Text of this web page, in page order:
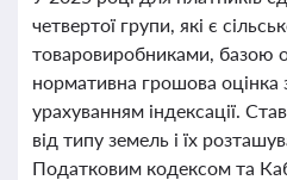
четвертої групи, які є
товаровиробниками, базою
нормативна грошова оцінка
урахуванням індексації.
від типу земель і їх
Податковим кодексом та